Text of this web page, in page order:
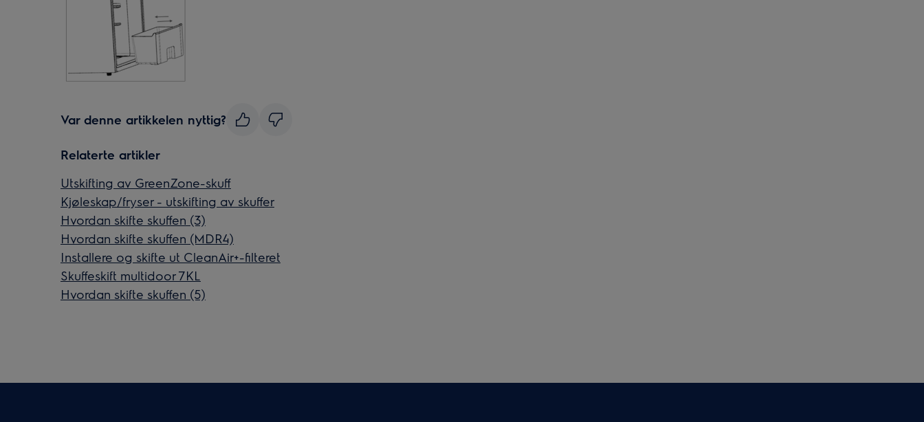
Var denne artikkelen nyttig?
Relaterte artikler
Utskifting av GreenZone-skuff
Kjøleskap/fryser - utskifting av skuffer
Hvordan skifte skuffen (3)
Hvordan skifte skuffen (MDR4)
Installere og skifte ut CleanAir+-filteret
Skuffeskift multidoor 7KL
Hvordan skifte skuffen (5)